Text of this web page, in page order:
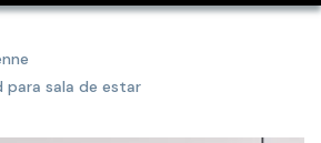
para sala de estar